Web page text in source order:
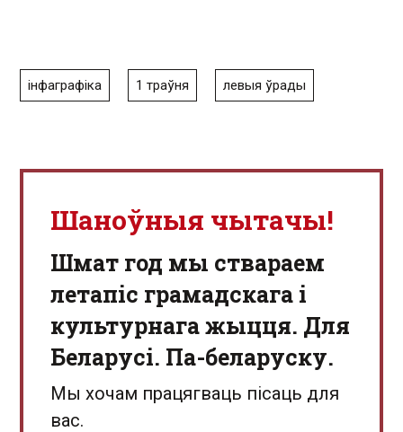
інфаграфіка 1 траўня левыя ўрады
Шаноўныя чытачы!
Шмат год мы ствараем
летапіс грамадскага і
культурнага жыцця. Для
Беларусі. Па-беларуску.
Мы хочам працягваць пісаць для
вас.